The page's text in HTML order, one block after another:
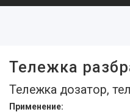
Да 1
Тележка
Тележка дозатор,
Применение: